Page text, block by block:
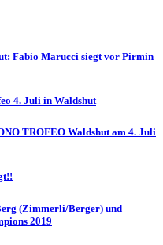
Fabio Marucci siegt vor Pirmin
4. Juli in Waldshut
TROFEO Waldshut am 4. Juli
(Zimmerli/Berger) und
2019